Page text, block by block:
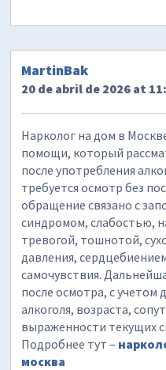
MartinBak
20 de abril de 2026 at
Нарколог на дом в
помощи, который
после употребления
требуется осмотр без
обращение связано с
синдромом, слабостью,
тревогой, тошнотой,
давления,
самочувствия.
после осмотра, с учетом
алкоголя, возраста,
выраженности текущих
Подробнее тут –
москва